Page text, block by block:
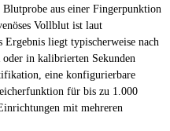
aus einer Fingerpunktion
Vollblut ist laut
Ergebnis liegt typischerweise nach
in kalibrierten Sekunden
eine konfigurierbare
für bis zu 1.000
mit mehreren